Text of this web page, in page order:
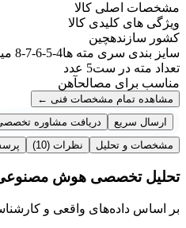
مشخصات اصلی کالا
ویژگی های کلیدی کالا
کشور سازندهچین
سایز بندی سری مته ها4-5-6-7-8 میلی متر
تعداد مته در ست5 عدد
مناسب برای مصالحآهن
مشاهده تمام مشخصات فنی ←
ارسال سریع
دریافت مشاوره
مشخصات و تحلیل
نظرات (10)
تحلیل تخصصی هوش
بر اساس داده‌های واقعی و